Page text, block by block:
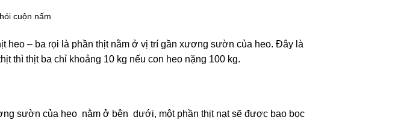
cuộn nấm
heo – ba rọi là phần thịt nằm ở vị trí gần xương sườn của heo. Đây là
thì thịt ba chỉ khoảng 10 kg nếu con heo nặng 100 kg.
sườn của heo nằm ở bên dưới, một phần thịt nạt sẽ được bao bọc